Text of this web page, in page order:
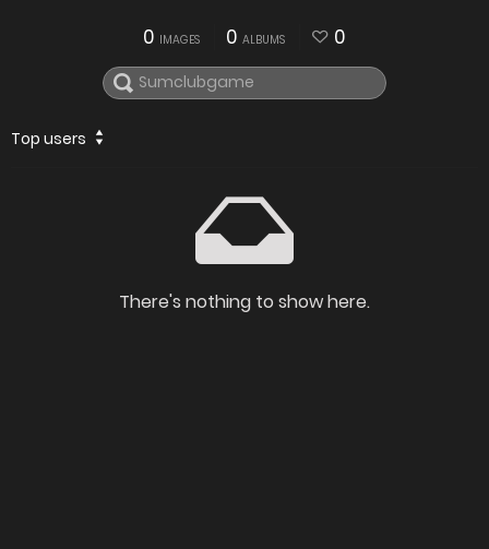
0 IMAGES 0 ALBUMS 0
Top users
There's nothing to show here.